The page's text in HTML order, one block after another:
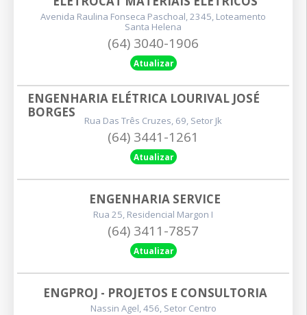
Avenida Raulina Fonseca Paschoal, 2345, Loteamento
Santa Helena
(64) 3040-1906
Atualizar
ENGENHARIA ELÉTRICA LOURIVAL JOSÉ
BORGES
Rua Das Três Cruzes, 69, Setor Jk
(64) 3441-1261
Atualizar
ENGENHARIA SERVICE
Rua 25, Residencial Margon I
(64) 3411-7857
Atualizar
ENGPROJ - PROJETOS E CONSULTORIA
Nassin Agel, 456, Setor Centro